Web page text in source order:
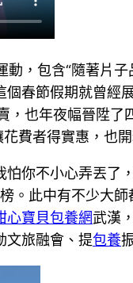
，包含“隨著片子
個春節假期就曾經
，也年夜幅晉陞了
費者得實惠，也
怕你不小心弄丟了
。此中有不少大
心寶貝包養網武漢
文旅融會、提包養